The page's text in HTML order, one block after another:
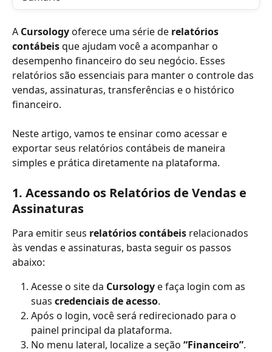
A Cursology oferece uma série de relatórios
contábeis que ajudam você a acompanhar o
desempenho financeiro do seu negócio. Esses
relatórios são essenciais para manter o controle das
vendas, assinaturas, transferências e o histórico
financeiro.
Neste artigo, vamos te ensinar como acessar e
exportar seus relatórios contábeis de maneira
simples e prática diretamente na plataforma.
1. Acessando os Relatórios de Vendas e
Assinaturas
Para emitir seus relatórios contábeis relacionados
às vendas e assinaturas, basta seguir os passos
abaixo:
Acesse o site da Cursology e faça login com as
suas credenciais de acesso.
Após o login, você será redirecionado para o
painel principal da plataforma.
No menu lateral, localize a seção “Financeiro”.